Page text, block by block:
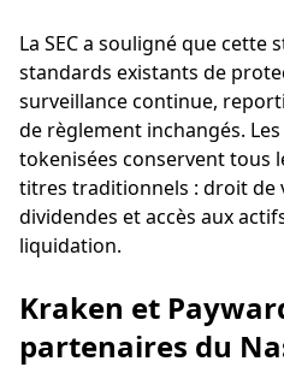
La SEC a souligné que cette
standards existants de
surveillance continue,
de règlement inchangés.
tokenisées conservent tous
titres traditionnels : droit de
dividendes et accès aux
liquidation.
Kraken et
partenaires du